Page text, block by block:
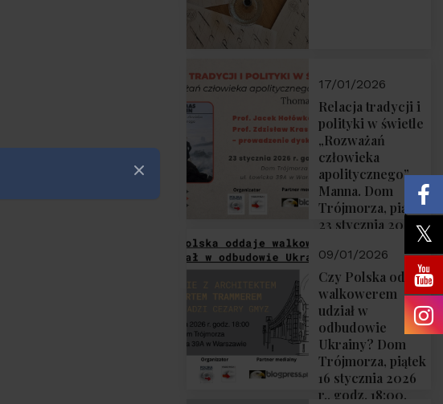
17/01/2026
Relacja tradycji i
polityki w świetle
„Rozważań
człowieka
apolitycznego”
Manna. Dom
Trójmorza, piątek
23 stycznia 2026
Zapraszamy!
09/01/2026
Czy Polska oddaje
walkowerem
udział w
odbudowie
Ukrainy? Dom
Trójmorza, piątek
16 stycznia 2026
r., godz. 18:00.
Zamknij